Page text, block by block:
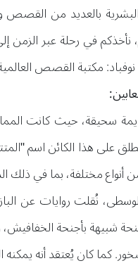
البشرية بالعديد من
نأخذكم في رحلة عبر
مكتبة القصص
سحيقة، حيث كانت
على هذا الكائن اسم
أنواع مختلفة، بما في ذلك
نُقلت روايات عن
شبيهة بأجنحة
كما كان يُعتقد أنه يمكنه